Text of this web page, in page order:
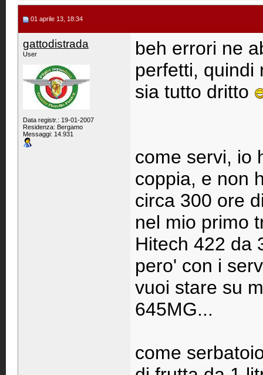
01 aprile 13, 18:34
gattodistrada
User
Data registr.: 19-01-2007
Residenza: Bergamo
Messaggi: 14.931
beh errori ne
perfetti, quindi
sia tutto dritto
come servi, io
coppia, e non
circa 300 ore
nel mio primo
Hitech 422 da
pero' con i
vuoi stare su
645MG...
come